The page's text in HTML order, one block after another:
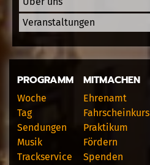
Veranstaltungen
PROGRAMM
Woche
Tag
Sendungen
Musik
Trackservice
MITMACHEN
Ehrenamt
Fahrscheinkurs
Praktikum
Fördern
Spenden